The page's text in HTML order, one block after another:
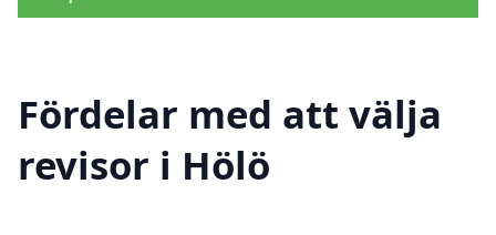
Fördelar med att välja
revisor i Hölö